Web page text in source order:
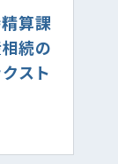
算課
続の
スト